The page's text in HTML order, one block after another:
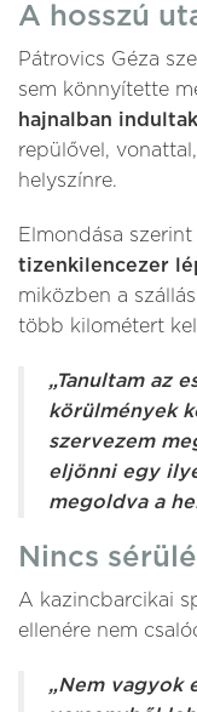
A hosszú
Pátrovics Géza
sem könnyítette
hajnalban
repülővel,
helyszínre.
Elmondása
tizenkilencezer
miközben a
több kilométert
„Tanultam az
körülmények
szervezem
eljönni egy
megoldva a
Nincs
A kazincbarcikai
ellenére nem
„Nem vagyok